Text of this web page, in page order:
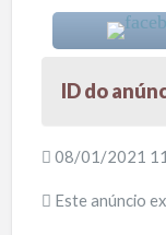
ID do
08/01/2021
Este anúncio